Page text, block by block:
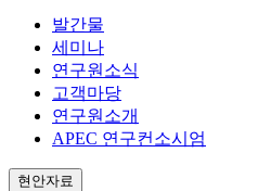
발간물
세미나
연구원소식
고객마당
연구원소개
APEC 연구컨소시엄
현안자료